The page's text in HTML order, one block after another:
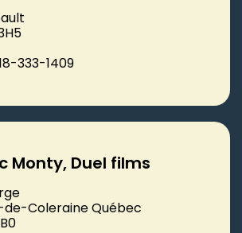
333-1409
Monty, Duel films
Coleraine Québec